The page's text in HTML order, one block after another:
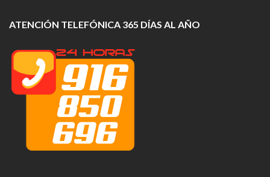
ATENCIÓN TELEFÓNICA 365 DÍAS AL AÑO